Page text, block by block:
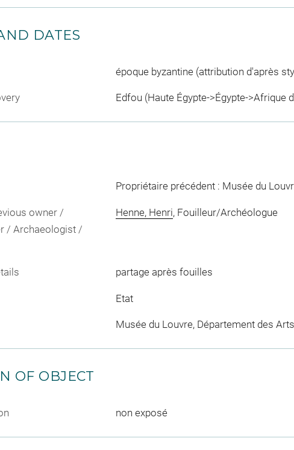
DATES
époque byzantine (attribution d'après
Edfou (Haute Égypte->Égypte->Afrique
Propriétaire précédent : Musée du
owner /
/ Archaeologist /
Henne, Henri, Fouilleur/Archéologue
partage après fouilles
Etat
Musée du Louvre, Département des
OF OBJECT
non exposé